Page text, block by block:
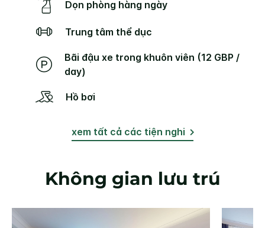
Dọn phòng hàng ngày
Trung tâm thể dục
Bãi đậu xe trong khuôn viên (12 GBP /
day)
Hồ bơi
xem tất cả các tiện nghi
Không gian lưu trú